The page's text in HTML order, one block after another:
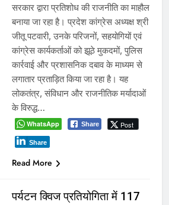
सरकार द्वारा प्रतिशोध की राजनीति का माहौल
बनाया जा रहा है। प्रदेश कांग्रेस अध्यक्ष श्री
जीतू पटवारी, उनके परिजनों, सहयोगियों एवं
कांग्रेस कार्यकर्ताओं को झूठे मुकदमों, पुलिस
कार्रवाई और प्रशासनिक दबाव के माध्यम से
लगातार प्रताड़ित किया जा रहा है। यह
लोकतंत्र, संविधान और राजनीतिक मर्यादाओं
के विरुद्ध…
WhatsApp Share Post
Share
Read More
पर्यटन क्विज प्रतियोगिता में 117